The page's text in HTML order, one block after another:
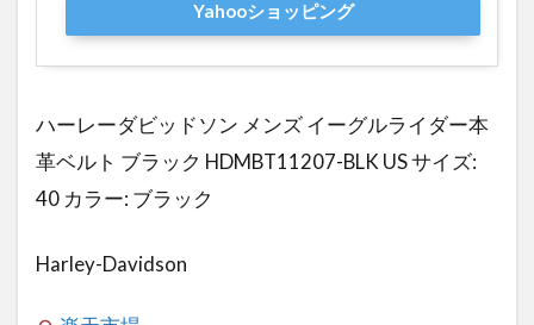
Yahooショッピング
ハーレーダビッドソン メンズ イーグルライダー本
革ベルト ブラック HDMBT11207-BLK US サイズ:
40 カラー: ブラック
Harley-Davidson